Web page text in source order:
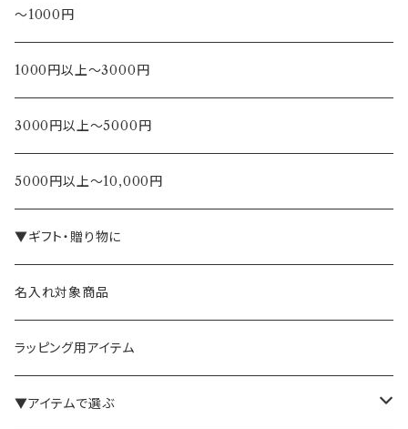
～1000円
1000円以上～3000円
3000円以上～5000円
5000円以上～10,000円
▼ギフト・贈り物に
名入れ対象商品
ラッピング用アイテム
▼アイテムで選ぶ